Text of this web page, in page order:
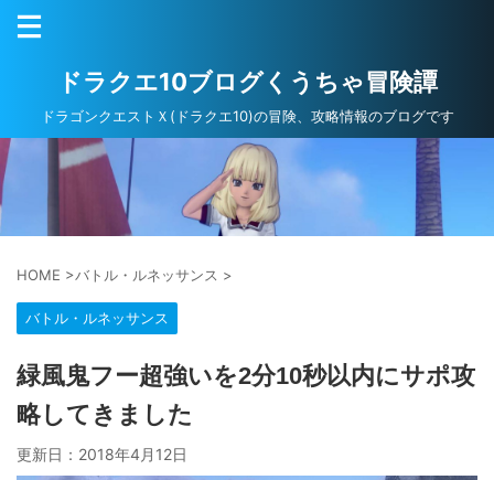
ドラクエ10ブログくうちゃ冒険譚
ドラゴンクエストＸ(ドラクエ10)の冒険、攻略情報のブログです
HOME >バトル・ルネッサンス >
バトル・ルネッサンス
緑風鬼フー超強いを2分10秒以内にサポ攻
略してきました
更新日： 2018年4月12日